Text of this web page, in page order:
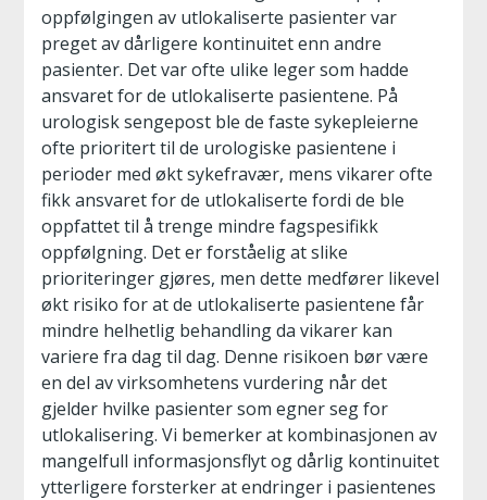
oppfølgingen av utlokaliserte pasienter var
preget av dårligere kontinuitet enn andre
pasienter. Det var ofte ulike leger som hadde
ansvaret for de utlokaliserte pasientene. På
urologisk sengepost ble de faste sykepleierne
ofte prioritert til de urologiske pasientene i
perioder med økt sykefravær, mens vikarer ofte
fikk ansvaret for de utlokaliserte fordi de ble
oppfattet til å trenge mindre fagspesifikk
oppfølgning. Det er forståelig at slike
prioriteringer gjøres, men dette medfører likevel
økt risiko for at de utlokaliserte pasientene får
mindre helhetlig behandling da vikarer kan
variere fra dag til dag. Denne risikoen bør være
en del av virksomhetens vurdering når det
gjelder hvilke pasienter som egner seg for
utlokalisering. Vi bemerker at kombinasjonen av
mangelfull informasjonsflyt og dårlig kontinuitet
ytterligere forsterker at endringer i pasientenes